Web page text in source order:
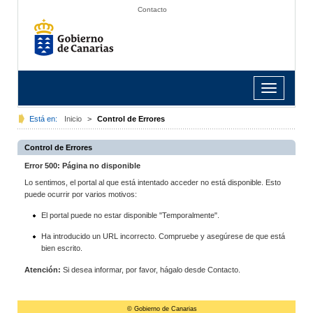
Contacto
Toggle
navigation
Está en: Inicio > Control de Errores
Control de Errores
Error 500: Página no disponible
Lo sentimos, el portal al que está intentado acceder no está disponible. Esto
puede ocurrir por varios motivos:
El portal puede no estar disponible "Temporalmente".
Ha introducido un URL incorrecto. Compruebe y asegúrese de que está
bien escrito.
Atención: Si desea informar, por favor, hágalo desde Contacto.
© Gobierno de Canarias